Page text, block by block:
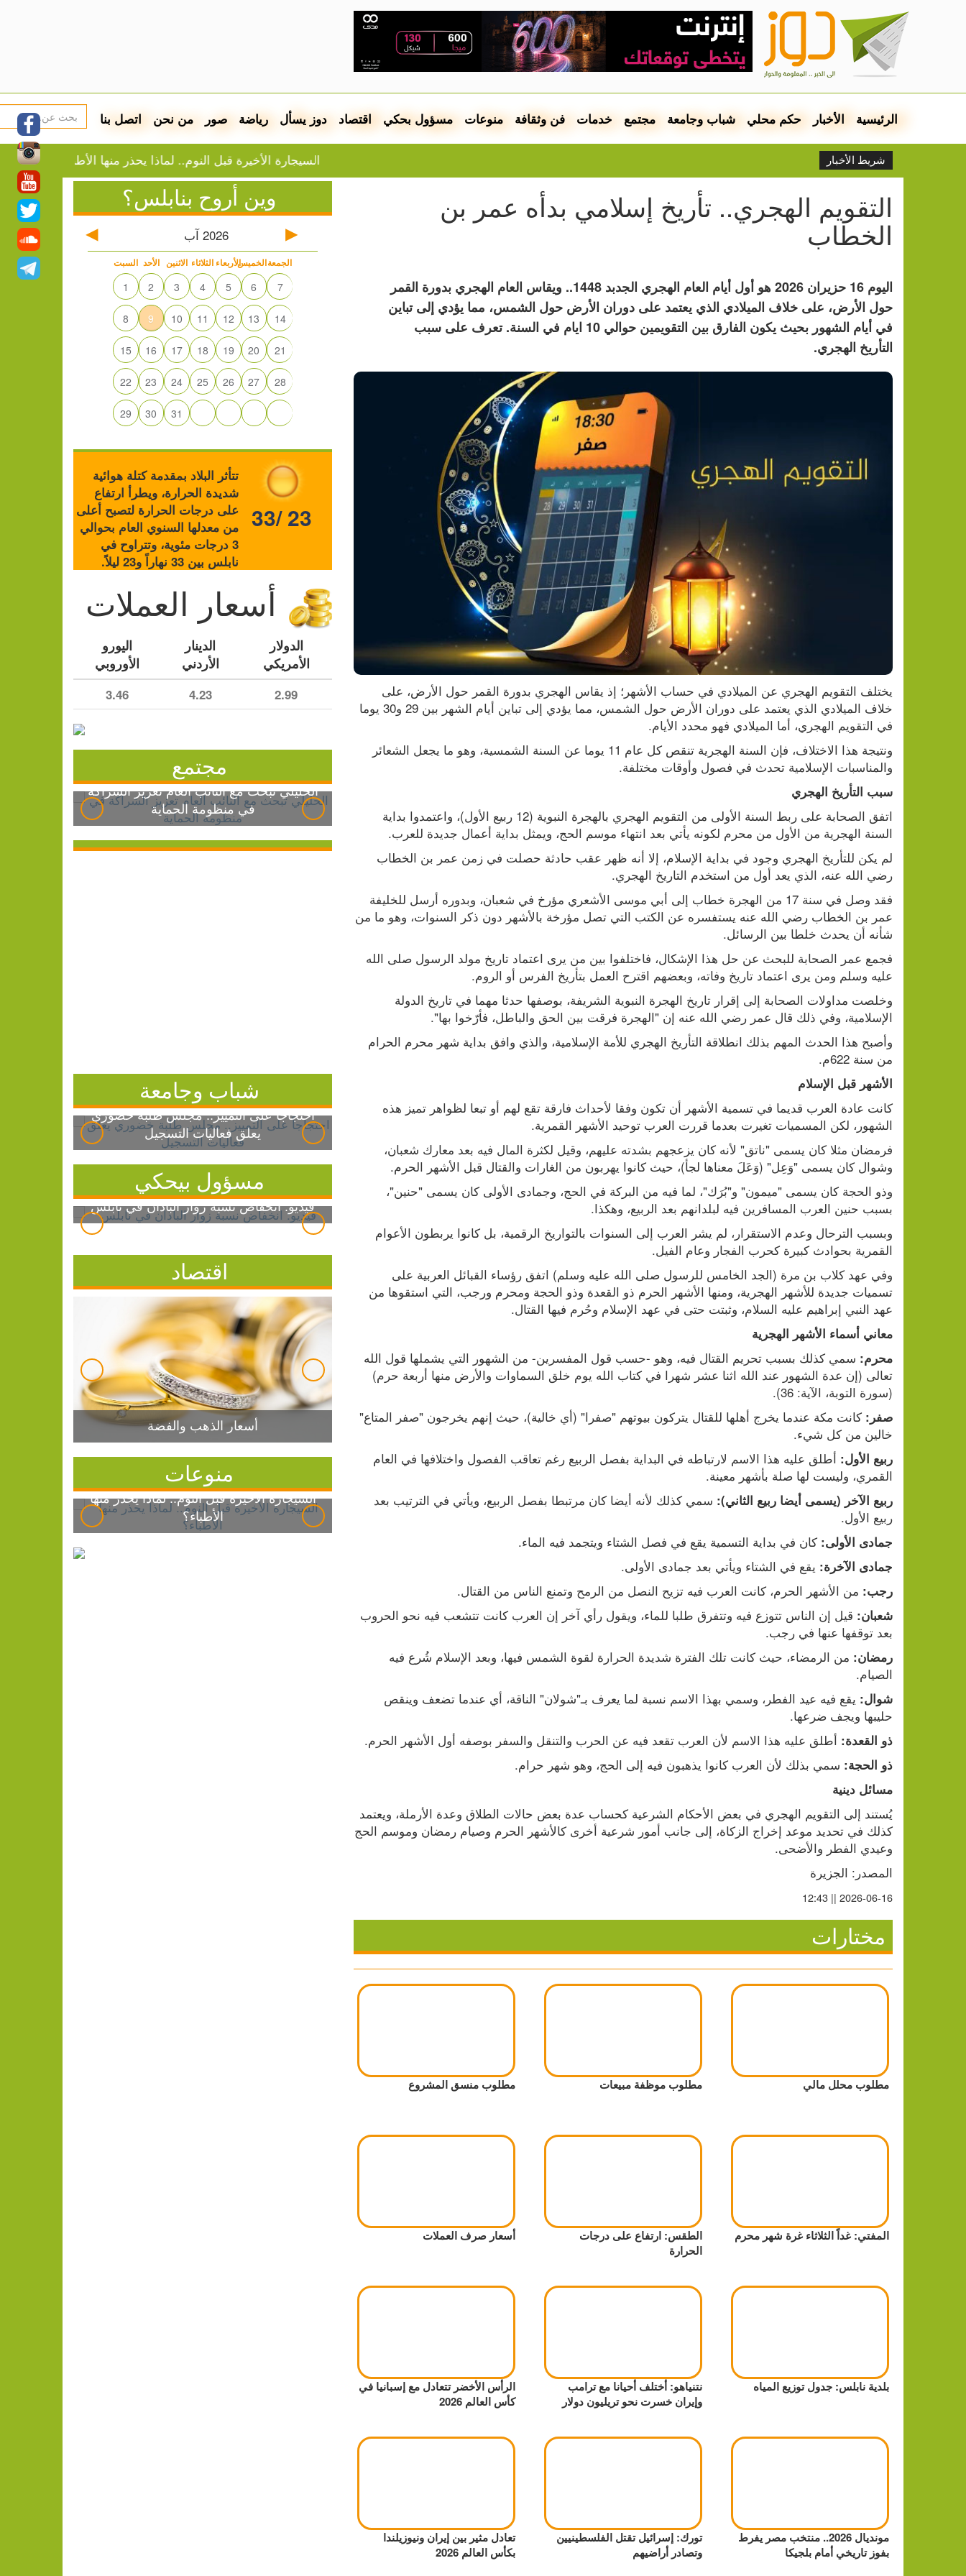
الرئيسية الأخبار حكم محلي شباب وجامعة مجتمع خدمات فن وثقافة منوعات مسؤول بحكي اقتصاد دوز يسأل رياضة صور من نحن اتصل بنا
شريط الأخبار السيجارة الأخيرة قبل النوم.. لماذا يحذر منها الأطباء؟ مستوطنون
التقويم الهجري.. تأريخ إسلامي بدأه عمر بن
الخطاب
اليوم 16 حزيران 2026 هو أول أيام العام الهجري الجدبد 1448.. ويقاس العام الهجري بدورة القمر
حول الأرض، على خلاف الميلادي الذي يعتمد على دوران الأرض حول الشمس، مما يؤدي إلى تباين
في أيام الشهور بحيث يكون الفارق بين التقويمين حوالي 10 ايام في السنة. تعرف على سبب
التأريخ الهجري.
في التقويم الهجري، أما الميلادي فهو محدد الأيام.
والمناسبات الإسلامية تحدث في فصول وأوقات مختلفة.
سبب التأريخ الهجري
السنة الهجرية من الأول من محرم لكونه يأتي بعد انتهاء موسم الحج، ويمثل بداية أعمال جديدة للعرب.
رضي الله عنه، الذي يعد أول من استخدم التاريخ الهجري.
شأنه أن يحدث خلطا بين الرسائل.
عليه وسلم ومن يرى اعتماد تاريخ وفاته، وبعضهم اقترح العمل بتأريخ الفرس أو الروم.
الإسلامية، وفي ذلك قال عمر رضي الله عنه إن "الهجرة فرقت بين الحق والباطل، فأرّخوا بها".
من سنة 622م.
الأشهر قبل الإسلام
الشهور، لكن المسميات تغيرت بعدما قررت العرب توحيد الأشهر القمرية.
وشوال كان يسمى "وَعِل" (وَعَلَ معناها لجأ)، حيث كانوا يهربون من الغارات والقتال قبل الأشهر الحرم.
بسبب حنين العرب المسافرين فيه لبلدانهم بعد الربيع، وهكذا.
القمرية بحوادث كبيرة كحرب الفجار وعام الفيل.
عهد النبي إبراهيم عليه السلام، وثبتت حتى في عهد الإسلام وحُرم فيها القتال.
معاني أسماء الأشهر الهجرية
محرم:
(سورة التوبة، الآية: 36).
صفر:
خالين من كل شيء.
ربيع الأول:
القمري، وليست لها صلة بأشهر معينة.
ربيع الآخر (يسمى أيضا ربيع الثاني):
ربيع الأول.
جمادى الأولى: كان في بداية التسمية يقع في فصل الشتاء ويتجمد فيه الماء.
جمادى الآخرة: يقع في الشتاء ويأتي بعد جمادى الأولى.
رجب: من الأشهر الحرم، كانت العرب فيه تزيح النصل من الرمح وتمنع الناس من القتال.
شعبان:
بعد توقفها عنها في رجب.
رمضان:
الصيام.
شوال:
حليبها ويجف ضرعها.
ذو القعدة: أطلق عليه هذا الاسم لأن العرب تقعد فيه عن الحرب والتنقل والسفر بوصفه أول الأشهر الحرم.
ذو الحجة: سمي بذلك لأن العرب كانوا يذهبون فيه إلى الحج، وهو شهر حرام.
مسائل دينية
وعيدي الفطر والأضحى.
المصدر: الجزيرة
2026-06-16 || 12:43
مختارات
مطلوب محلل مالي مطلوب موظفة مبيعات مطلوب منسق المشروع
المفتي: غداً الثلاثاء غرة شهر محرم
الطقس: ارتفاع على درجات
الحرارة
أسعار صرف العملات
بلدية نابلس: جدول توزيع المياه
نتنياهو: أختلف أحيانا مع ترامب
وإيران خسرت نحو تريليون دولار
الرأس الأخضر تتعادل مع إسبانيا في
كأس العالم 2026
مونديال 2026.. منتخب مصر يفرط
بفوز تاريخي أمام بلجيكا
تورك: إسرائيل تقتل الفلسطينيين
وتصادر أراضيهم
تعادل مثير بين إيران ونيوزيلندا
بكأس العالم 2026
وين أروح بنابلس؟
2026 آب
السبت الأحد الاثنين الثلاثاء الأربعاءالخميسالجمعة
1 2 3 4 5 6 7
8 9 10 11 12 13 14
15 16 17 18 19 20 21
22 23 24 25 26 27 28
29 30 31
تتأثر البلاد بمقدمة كتلة هوائية
شديدة الحرارة، ويطرأ ارتفاع
على درجات الحرارة لتصبح أعلى
من معدلها السنوي العام بحوالي
3 درجات مئوية، وتتراوح في
نابلس بين 33 نهاراً و23 ليلاً.
33/ 23
أسعار العملات
الدولار
الأمريكي
الدينار
الأردني
اليورو
الأوروبي
2.99
4.23
3.46
مجتمع
الخليلي تبحث مع النائب العام تعزيز الشراكة
في منظومة الحماية
شباب وجامعة
احتجاجاً على التمييز.. مجلس طلبة خضوري
يعلق فعاليات التسجيل
مسؤول بيحكي
فيديو: انخفاض نسبة زوار الباذان في نابلس
اقتصاد
أسعار الذهب والفضة
منوعات
السيجارة الأخيرة قبل النوم.. لماذا يحذر منها
الأطباء؟